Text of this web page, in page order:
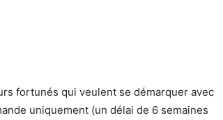
fortunés qui veulent se démarquer avec
uniquement (un délai de 6 semaines